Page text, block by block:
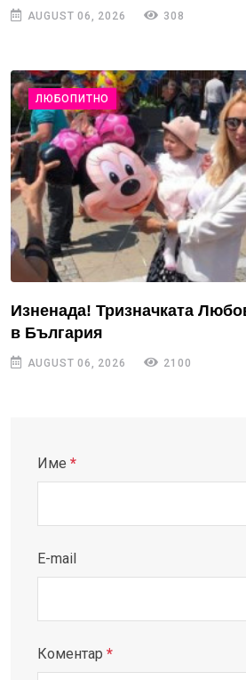
AUGUST 06, 2026 308
ЛЮБОПИТНО
Изненада! Тризначката
в България
AUGUST 06, 2026 2100
Име *
E-mail
Коментар *